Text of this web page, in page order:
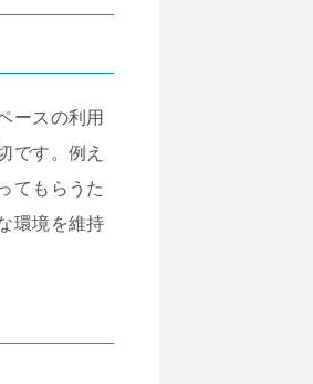
ースの利用
です。例え
てもらうた
環境を維持